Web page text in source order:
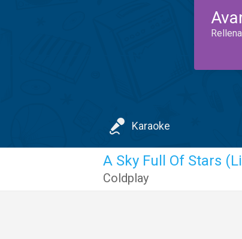
Karaoke
A Sky Full Of Stars
Coldplay